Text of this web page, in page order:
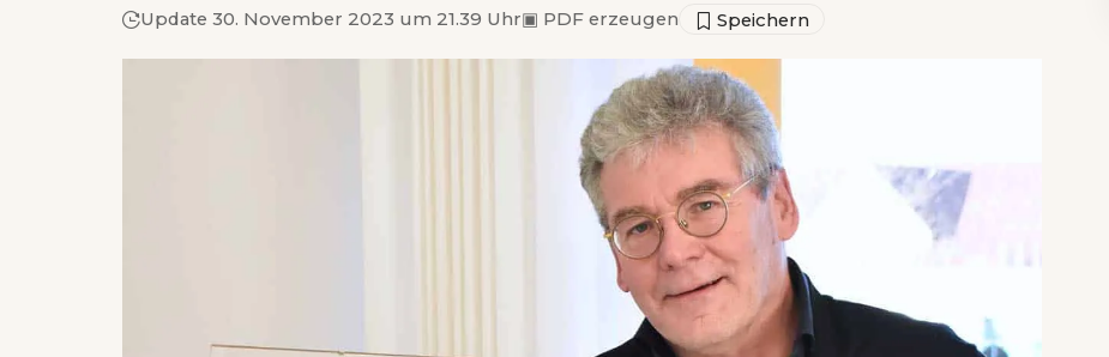
Update 30. November 2023 um 21.39 Uhr▣ PDF erzeugen